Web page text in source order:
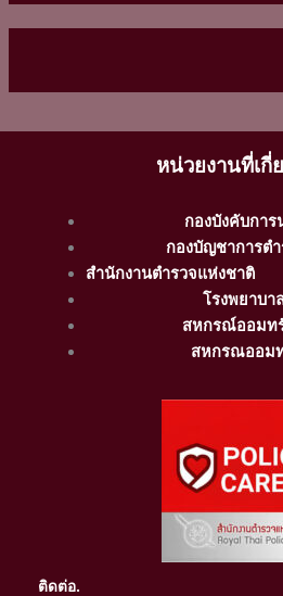
หน่วยงานที่เกี่
กองบังคับการ
กองบัญชาการต
สำนักงานตำรวจแห่งชาติ
โรงพยาบา
สหกรณ์ออมท
สหกรณออม
ติดต่อ.